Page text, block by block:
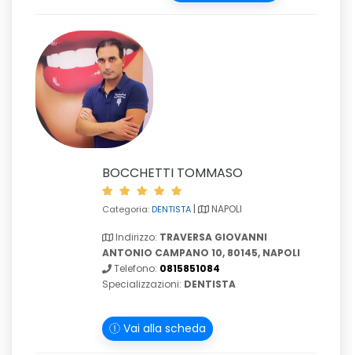
BOCCHETTI TOMMASO
Categoria:DENTISTA| NAPOLI
Indirizzo: TRAVERSA GIOVANNI
ANTONIO CAMPANO 10, 80145, NAPOLI
Telefono: 0815851084
Specializzazioni: DENTISTA
Vai alla scheda